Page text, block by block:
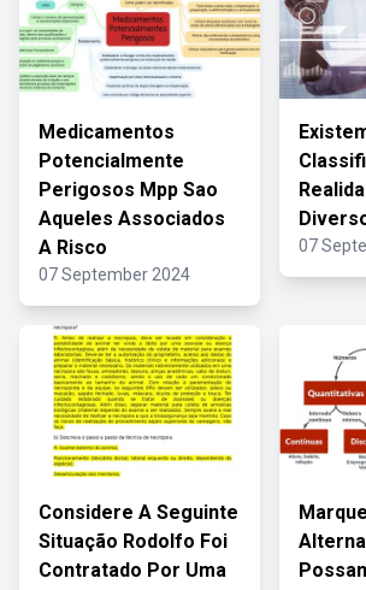
Medicamentos
Potencialmente
Perigosos Mpp Sao
Aqueles Associados
A Risco
07 September 2024
07
Considere A Seguinte
Situação Rodolfo Foi
Contratado Por Uma